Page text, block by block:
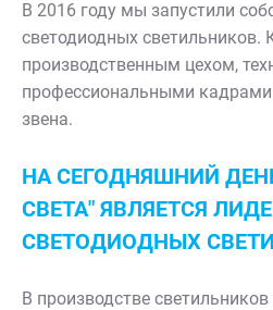
В 2016 году мы запустили
светодиодных светильников.
производственным цехом,
профессиональными
звена.
НА СЕГОДНЯШНИЙ
СВЕТА" ЯВЛЯЕТСЯ
СВЕТОДИОДНЫХ
В производстве